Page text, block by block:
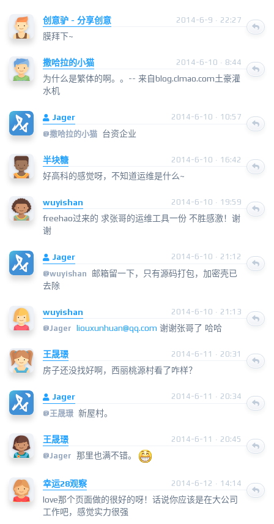
创意驴 - 分享创意 2014-6-9 · 22:27
膜拜下~
撒哈拉的小猫 2014-6-10 · 8:44
为什么是繁体的啊。。-- 来自blog.clmao.com土豪灌
水机
Jager
2014-6-10 · 10:57
@撒哈拉的小猫 台资企业
半块糖 2014-6-10 · 16:42
好高科的感觉呀，不知道运维是什么~
wuyishan 2014-6-10 · 19:59
freehao过来的 求张哥的运维工具一份 不胜感激！谢
谢
Jager
2014-6-10 · 21:12
@wuyishan
邮箱留一下，只有源码打包，加密壳已
去除
wuyishan
2014-6-10 · 21:13
@Jager liouxunhuan@qq.com 谢谢张哥了 哈哈
王晟璟 2014-6-11 · 20:31
房子还没找好啊，西丽桃源村看了咋样？
Jager
2014-6-11 · 20:34
@王晟璟 新屋村。
王晟璟
2014-6-11 · 20:45
@Jager 那里也满不错。
幸运28观察 2014-6-12 · 14:14
love那个页面做的很好的呀！话说你应该是在大公司
工作吧，感觉实力很强